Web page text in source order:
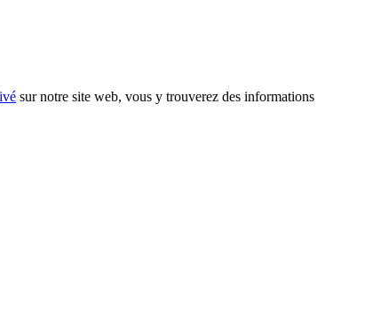
sur notre site web, vous y trouverez des informations